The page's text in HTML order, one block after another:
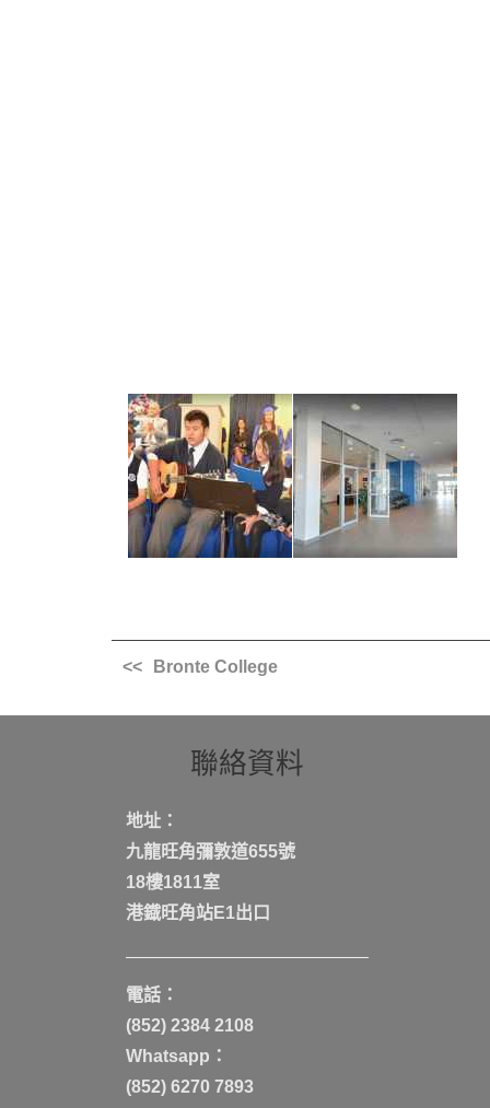
Bronte College
聯絡資料
地址：
九龍旺角彌敦道655號
18樓1811室
港鐡旺角站E1出口
電話：
(852) 2384 2108
Whatsapp：
(852) 6270 7893